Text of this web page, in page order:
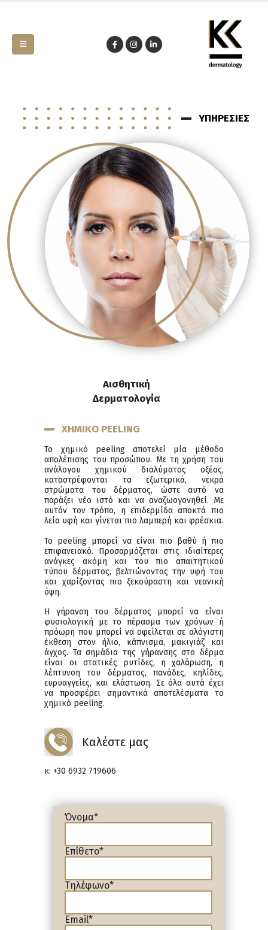
ΥΠΗΡΕΣΙΕΣ
Αισθητική
Δερματολογία
ΧΗΜΙΚΟ PEELING
Το χημικό peeling αποτελεί μία μέθοδο
απολέπισης του προσώπου. Με τη χρήση του
ανάλογου χημικού διαλύματος οξέος,
καταστρέφονται τα εξωτερικά, νεκρά
στρώματα του δέρματος, ώστε αυτό να
παράξει νέο ιστό και να αναζωογονηθεί. Με
αυτόν τον τρόπο, η επιδερμίδα αποκτά πιο
λεία υφή και γίνεται πιο λαμπερή και φρέσκια.
Το peeling μπορεί να είναι πιο βαθύ ή πιο
επιφανειακό. Προσαρμόζεται στις ιδιαίτερες
ανάγκες ακόμη και του πιο απαιτητικού
τύπου δέρματος, βελτιώνοντας την υφή του
και χαρίζοντας πιο ξεκούραστη και νεανική
όψη.
Η γήρανση του δέρματος μπορεί να είναι
φυσιολογική με το πέρασμα των χρόνων ή
πρόωρη που μπορεί να οφείλεται σε αλόγιστη
έκθεση στον ήλιο, κάπνισμα, μακιγιάζ και
άγχος. Τα σημάδια της γήρανσης στο δέρμα
είναι οι στατικές ρυτίδες, η χαλάρωση, η
λέπτυνση του δέρματος, πανάδες, κηλίδες,
ευρυαγγείες, και ελάστωση. Σε όλα αυτά έχει
να προσφέρει σημαντικά αποτελέσματα το
χημικό peeling.
Όνομα*
Επίθετο*
Τηλέφωνο*
Email*
Καλέστε μας
κ: +30 6932 719606